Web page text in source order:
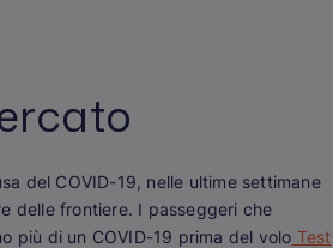
del COVID-19, nelle ultime settimane
delle frontiere. I passeggeri che
più di un COVID-19 prima del volo Test